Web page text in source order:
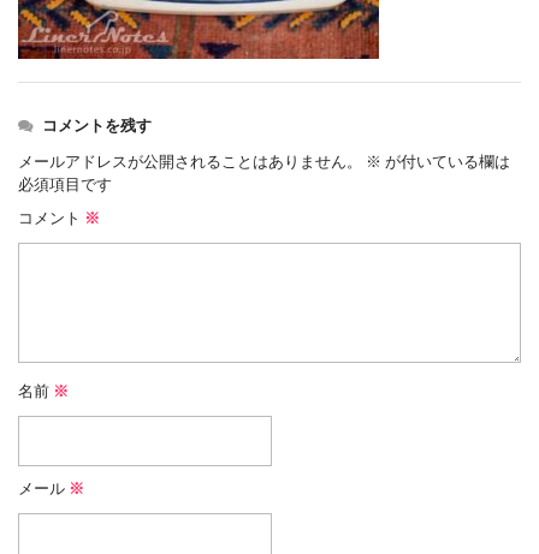
コメントを残す
メールアドレスが公開されることはありません。 ※ が付いている欄は
必須項目です
コメント ※
名前 ※
メール ※